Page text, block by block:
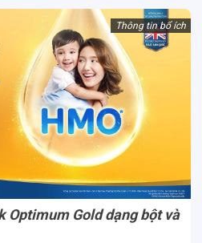
Thông tin bổ ích
Optimum Gold dạng bột và